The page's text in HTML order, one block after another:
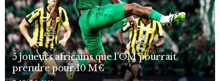
5 joueurs africains que l’OM pourrait
prendre pour 10 M€